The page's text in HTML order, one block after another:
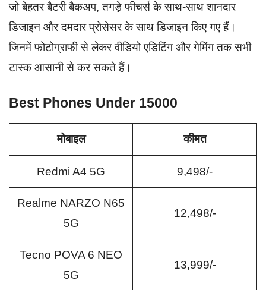
जो बेहतर बैटरी बैकअप, तगड़े फीचर्स के साथ-साथ शानदार
डिजाइन और दमदार प्रोसेसर के साथ डिजाइन किए गए हैं।
जिनमें फोटोग्राफी से लेकर वीडियो एडिटिंग और गेमिंग तक सभी
टास्क आसानी से कर सकते हैं।
Best Phones Under 15000
मोबाइल कीमत
Redmi A4 5G 9,498/-
Realme NARZO N65
5G
12,498/-
Tecno POVA 6 NEO
5G
13,999/-